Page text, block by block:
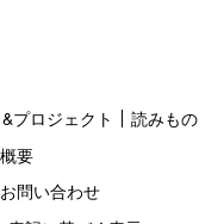
プロジェクト
読みもの
要
お問い合わせ